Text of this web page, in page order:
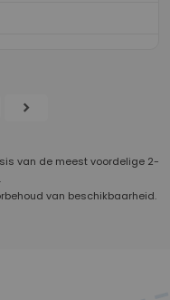
chevron_right
van de meest voordelige 2-
van beschikbaarheid.